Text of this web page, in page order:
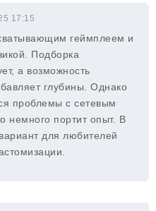
17:15
геймплеем и
Подборка
а возможность
глубины. Однако
проблемы с сетевым
немного портит опыт. В
для любителей